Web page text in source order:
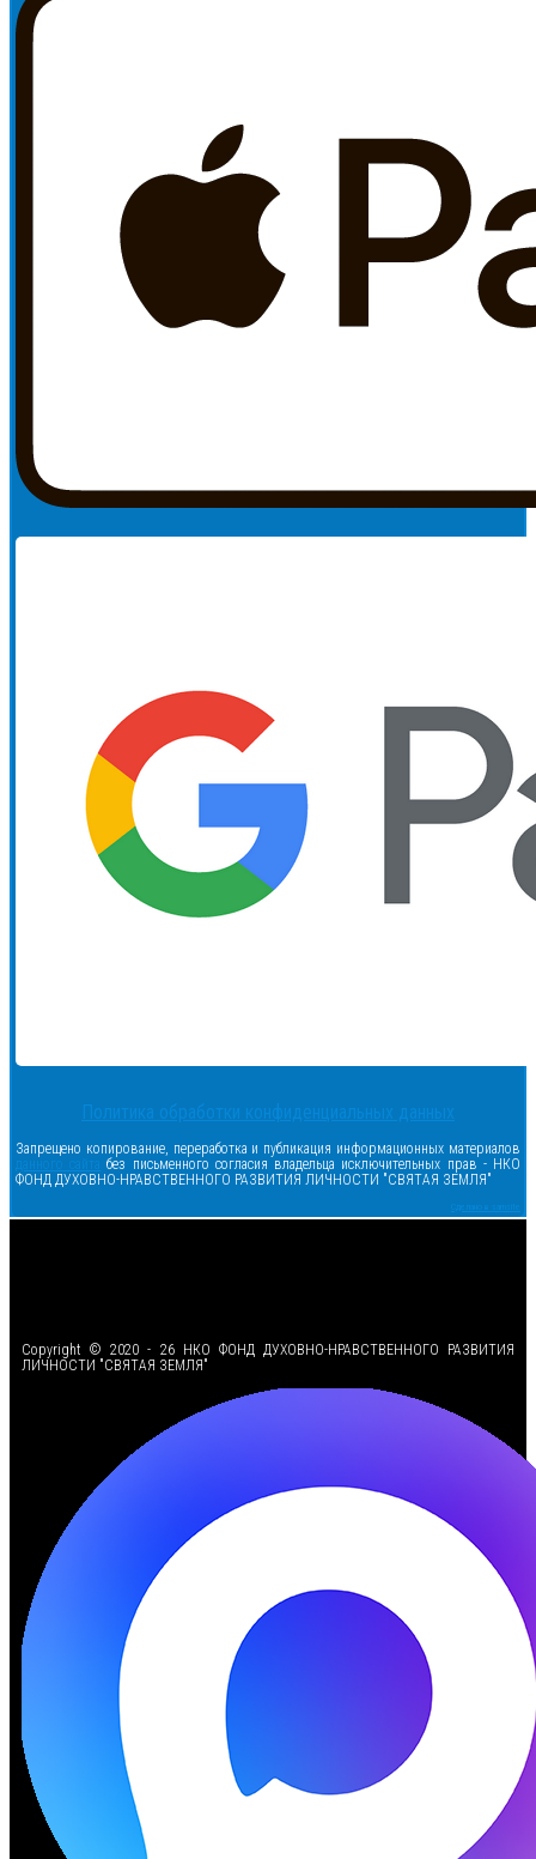
Политика обработки конфиденциальных данных
Запрещено копирование, переработка и публикация информационных материалов
данного сайта без письменного согласия владельца исключительных прав - НКО
ФОНД ДУХОВНО-НРАВСТВЕННОГО РАЗВИТИЯ ЛИЧНОСТИ "СВЯТАЯ ЗЕМЛЯ"
Сделано в samsite
Copyright © 2020 - 26 НКО ФОНД ДУХОВНО-НРАВСТВЕННОГО РАЗВИТИЯ
ЛИЧНОСТИ "СВЯТАЯ ЗЕМЛЯ"